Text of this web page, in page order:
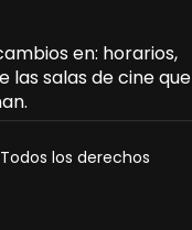
en: horarios,
las salas de cine que
los derechos